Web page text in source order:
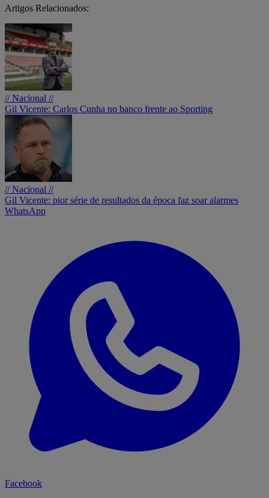
Artigos Relacionados:
// Nacional //
Gil Vicente: Carlos Cunha no banco frente ao Sporting
// Nacional //
Gil Vicente: pior série de resultados da época faz soar alarmes
WhatsApp
Facebook